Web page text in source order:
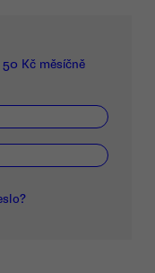
Kč měsíčně